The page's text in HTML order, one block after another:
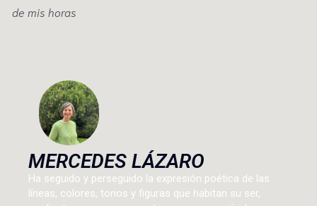
de mis horas
MERCEDES LÁZARO
Ha seguido y perseguido la expresión poética de las
líneas, colores, tonos y figuras que habitan su ser,